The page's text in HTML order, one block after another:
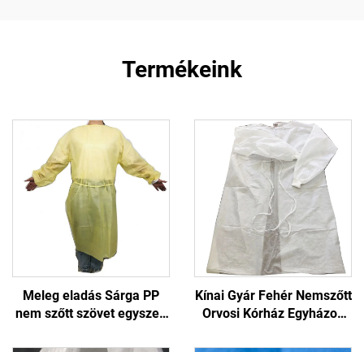
Termékeink
Meleg eladás Sárga PP
nem szőtt szövet egyszeri
Kínai Gyár Fehér Nemszőtt
Orvosi Kórház Egyházos